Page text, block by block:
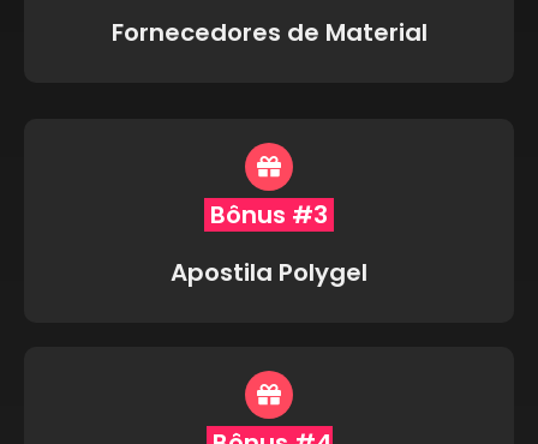
Fornecedores de Material
Bônus #3
Apostila Polygel